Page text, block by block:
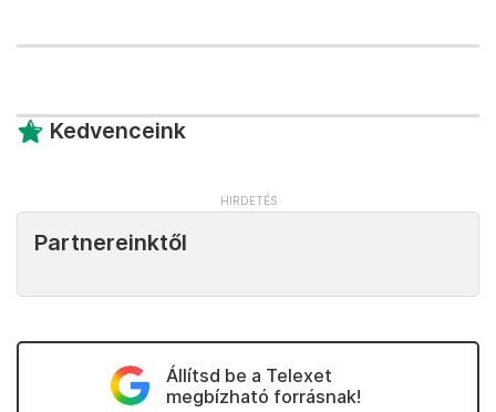
Kedvenceink
Partnereinktől
Állítsd be a Telexet
megbízható forrásnak!